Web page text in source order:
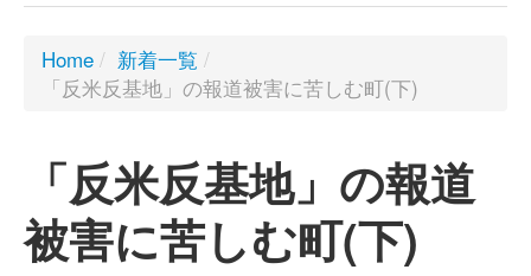
お問い合わせ
Home / 新着一覧 /
「反米反基地」の報道被害に苦しむ町(下)
「反米反基地」の報道
被害に苦しむ町(下)